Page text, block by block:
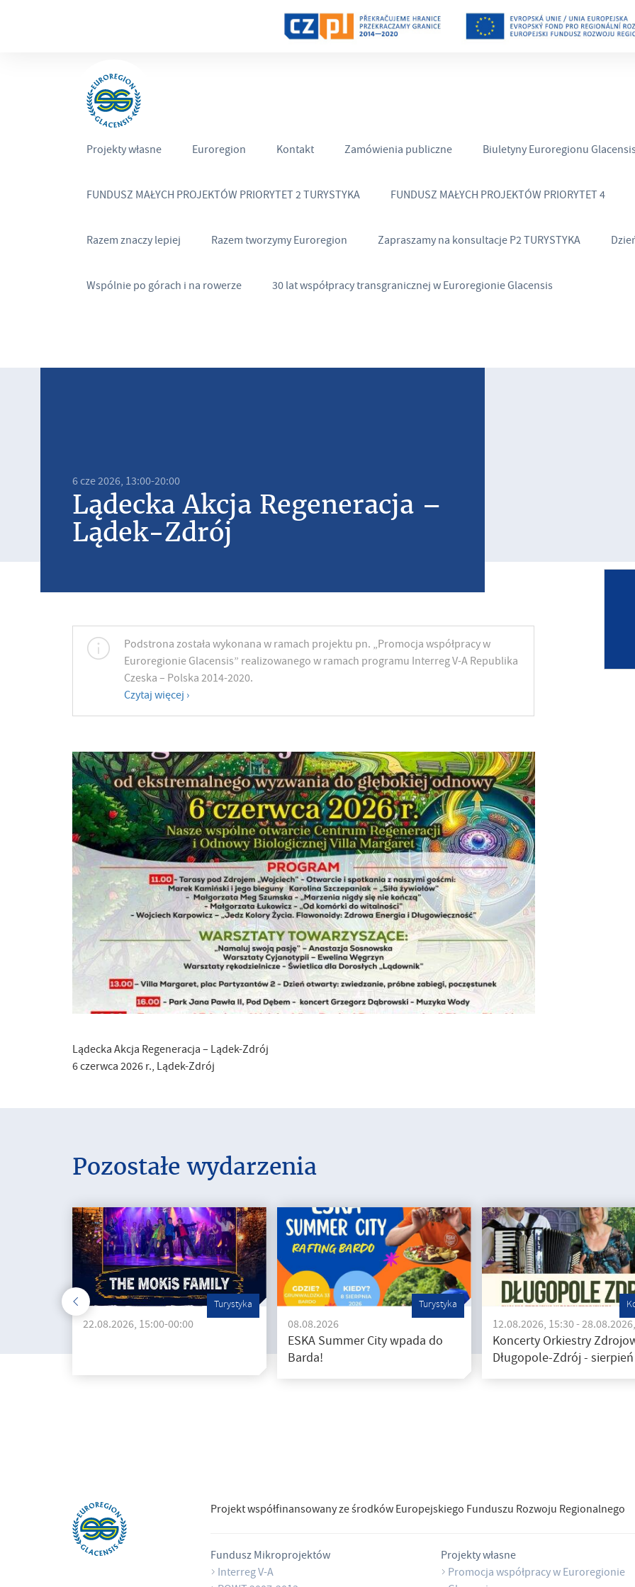
Projekty własne Euroregion Kontakt Zamówienia publiczne Biuletyny Euroregionu
FUNDUSZ MAŁYCH PROJEKTÓW PRIORYTET 2 TURYSTYKA FUNDUSZ MAŁYCH PROJEKTÓW PRIORYTET 4
Razem znaczy lepiej Razem tworzymy Euroregion Zapraszamy na konsultacje P2 TURYSTYKA
Wspólnie po górach i na rowerze 30 lat współpracy transgranicznej w Euroregionie Glacensis
6 cze 2026, 13:00-20:00
Lądecka Akcja Regeneracja –
Lądek-Zdrój
Podstrona została wykonana w ramach projektu pn. „Promocja współpracy w
Euroregionie Glacensis” realizowanego w ramach programu Interreg V-A Republika
Czeska – Polska 2014-2020.
Czytaj więcej ›
Lądecka Akcja Regeneracja – Lądek-Zdrój
6 czerwca 2026 r., Lądek-Zdrój
Pozostałe wydarzenia
Turystyka
22.08.2026, 15:00-00:00
Turystyka
08.08.2026
ESKA Summer City wpada do
Barda!
12.08.2026, 15:30 -
Koncerty Orkiestry
Długopole-Zdrój -
Projekt współfinansowany ze środków Europejskiego Funduszu Rozwoju Regionalnego
Fundusz Mikroprojektów
Interreg V-A
Projekty własne
Promocja współpracy w Euroregionie